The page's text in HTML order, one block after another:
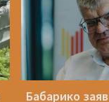
Бабарико